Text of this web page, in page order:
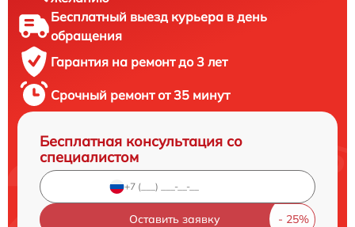
Бесплатный выезд курьера в день
обращения
Гарантия на ремонт до 3 лет
Срочный ремонт от 35 минут
Бесплатная консультация со
специалистом
Оставить заявку